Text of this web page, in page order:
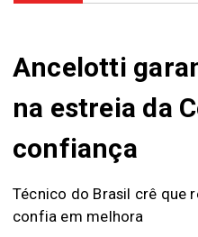
Ancelotti
na estreia da
confiança
Técnico do Brasil crê que
confia em melhora